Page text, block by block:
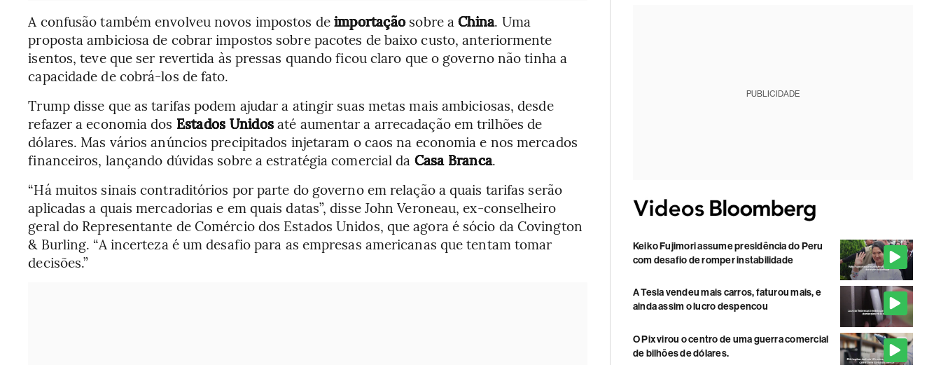
A confusão também envolveu novos impostos deimportaçãosobre aChina. Uma
proposta ambiciosa de cobrar impostos sobre pacotes de baixo custo, anteriormente
isentos, teve que ser revertida às pressas quando ficou claro que o governo não tinha a
capacidade de cobrá-los de fato.
Trump disse que as tarifas podem ajudar a atingir suas metas mais ambiciosas, desde
refazer a economia dos Estados Unidosaté aumentar a arrecadação em trilhões de
dólares. Mas vários anúncios precipitados injetaram o caos na economia e nos mercados
financeiros, lançando dúvidas sobre a estratégia comercial da Casa Branca.
“Há muitos sinais contraditórios por parte do governo em relação a quais tarifas serão
aplicadas a quais mercadorias e em quais datas”, disse John Veroneau, ex-conselheiro
geral do Representante de Comércio dos Estados Unidos, que agora é sócio da Covington
& Burling. “A incerteza é um desafio para as empresas americanas que tentam tomar
decisões.”
PUBLICIDADE
Keiko Fujimori assume presidência do Peru
com desafio de romper instabilidade
A Tesla vendeu mais carros, faturou mais, e
ainda assim o lucro despencou
O Pix virou o centro de uma guerra comercial
de bilhões de dólares.